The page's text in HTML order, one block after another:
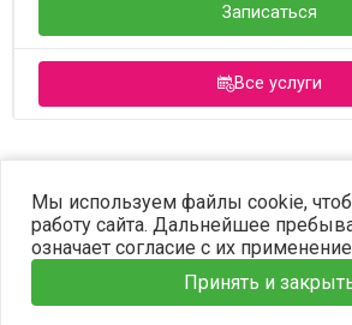
Записаться
Все услуги
©2023 OPTIMA. Все права
Мы используем файлы cookie,
работу сайта. Дальнейшее
означает согласие с их
Принять и